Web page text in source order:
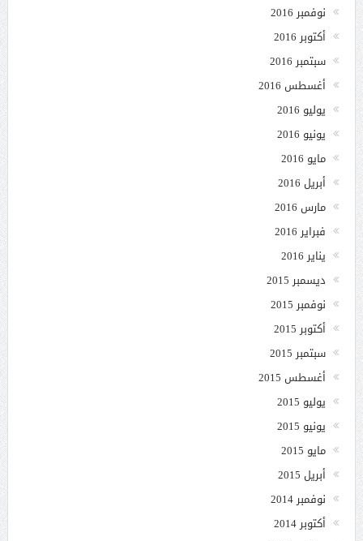
نوفمبر 2016
أكتوبر 2016
سبتمبر 2016
أغسطس 2016
يوليو 2016
يونيو 2016
مايو 2016
أبريل 2016
مارس 2016
فبراير 2016
يناير 2016
ديسمبر 2015
نوفمبر 2015
أكتوبر 2015
سبتمبر 2015
أغسطس 2015
يوليو 2015
يونيو 2015
مايو 2015
أبريل 2015
نوفمبر 2014
أكتوبر 2014